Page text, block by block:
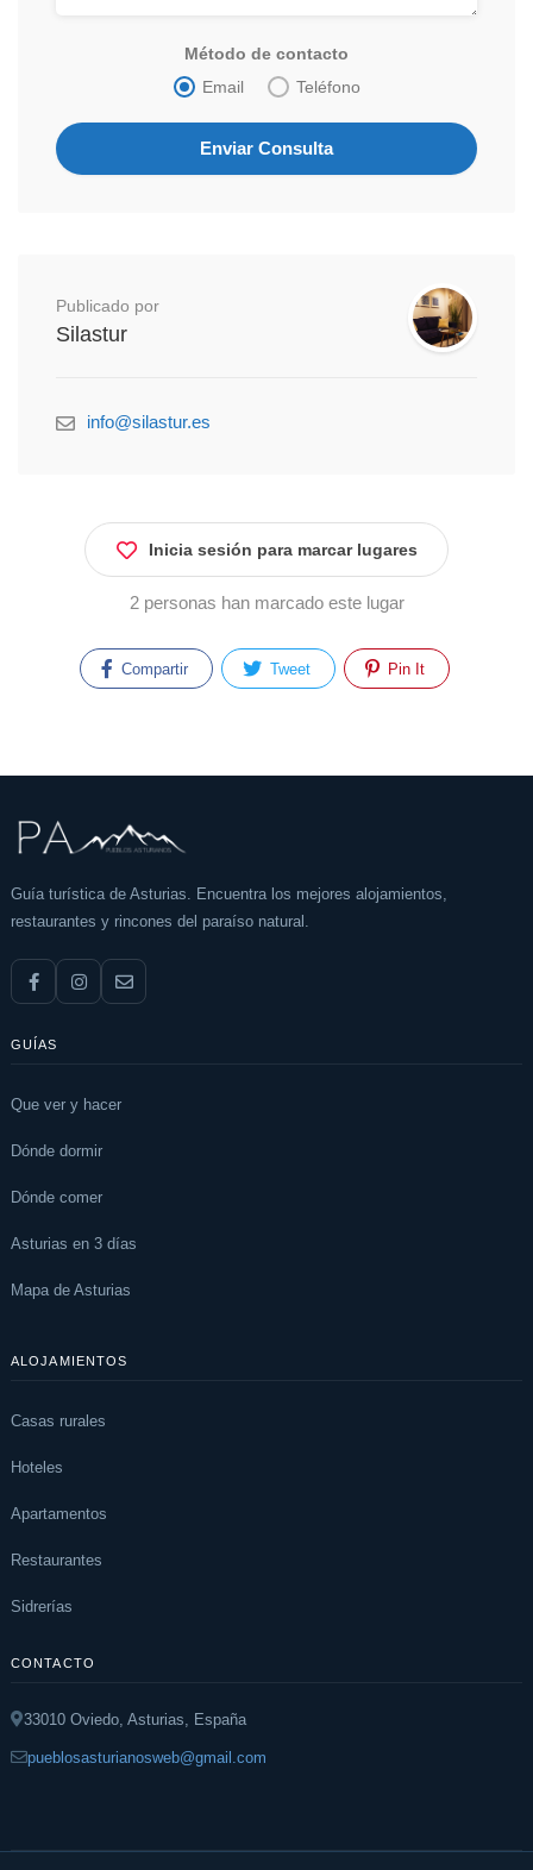
Método de contacto
Email
Teléfono
Publicado por
Silastur
info@silastur.es
Inicia sesión para marcar lugares
2 personas han marcado este lugar
Compartir Tweet Pin It
Guía turística de Asturias. Encuentra los mejores alojamientos,
restaurantes y rincones del paraíso natural.
GUÍAS
Que ver y hacer
Dónde dormir
Dónde comer
Asturias en 3 días
Mapa de Asturias
ALOJAMIENTOS
Casas rurales
Hoteles
Apartamentos
Restaurantes
Sidrerías
CONTACTO
33010 Oviedo, Asturias, España
pueblosasturianosweb@gmail.com